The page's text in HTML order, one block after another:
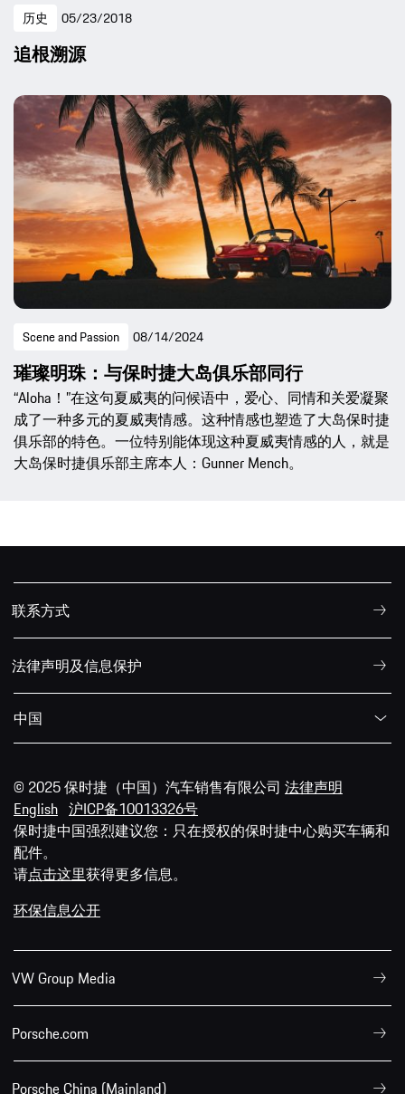
历史 05/23/2018
追根溯源
Scene and Passion 08/14/2024
璀璨明珠：与保时捷大岛俱乐部同行
“Aloha！”在这句夏威夷的问候语中，爱心、同情和关爱凝聚
成了一种多元的夏威夷情感。这种情感也塑造了大岛保时捷
俱乐部的特色。一位特别能体现这种夏威夷情感的人，就是
大岛保时捷俱乐部主席本人：Gunner Mench。
联系方式
法律声明及信息保护
中国
© 2025 保时捷（中国）汽车销售有限公司 法律声明
English 沪ICP备10013326号
保时捷中国强烈建议您：只在授权的保时捷中心购买车辆和
配件。
请点击这里获得更多信息。
环保信息公开
VW Group Media
Porsche.com
Porsche China (Mainland)